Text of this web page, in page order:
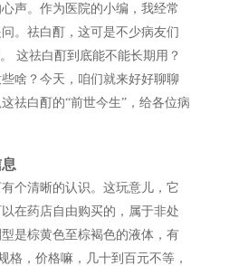
声。作为医院的小编，我经常
。祛白酊，这可是不少病友们
这祛白酊到底能不能长期用？
啥？今天，咱们就来好好聊聊
祛白酊的“前世今生”，给各位病
个清晰的认识。这玩意儿，它
在药店自由购买的，属于非处
是棕黄色至棕褐色的液体，有
格，价格嘛，几十到百元不等，